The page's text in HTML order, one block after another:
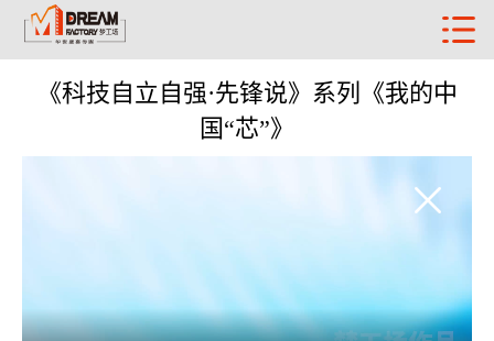
《科技自立自强·先锋说》系列《我的中
国“芯”》